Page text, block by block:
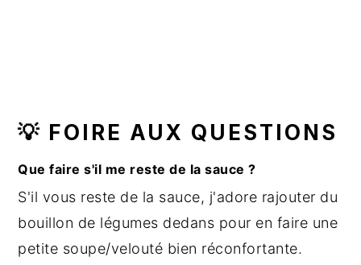
💡 FOIRE AUX QUESTIONS
Que faire s'il me reste de la sauce ?
S'il vous reste de la sauce, j'adore rajouter du
bouillon de légumes dedans pour en faire une
petite soupe/velouté bien réconfortante.